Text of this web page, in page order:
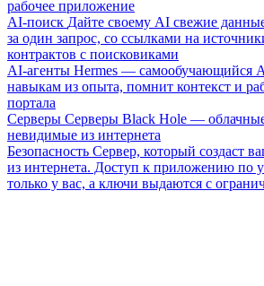
рабочее приложение
AI-поиск Дайте своему AI свежие
за один запрос, со ссылками на
контрактов с поисковиками
AI-агенты Hermes — самообучающийся
навыкам из опыта, помнит контекст и
портала
Серверы Серверы Black Hole —
невидимые из интернета
Безопасность Сервер, который создаст
из интернета. Доступ к приложению по
только у вас, а ключи выдаются с